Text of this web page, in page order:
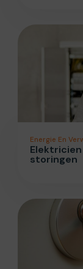
Energie En
storingen